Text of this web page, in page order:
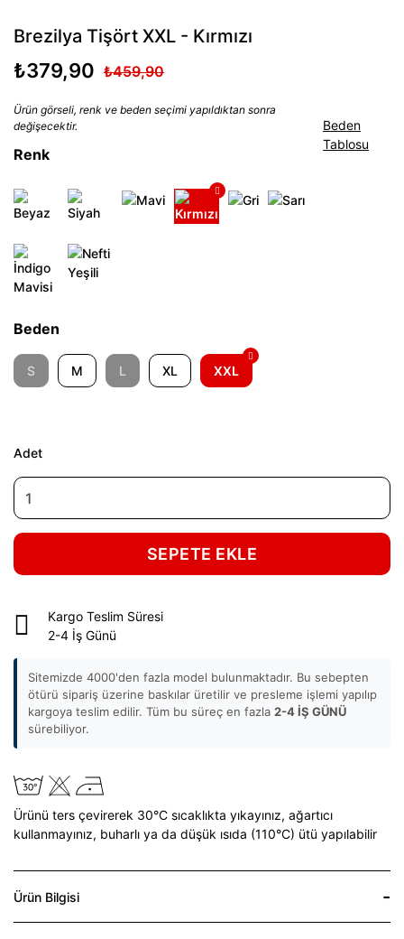
Brezilya Tişört XXL - Kırmızı
₺379,90 ₺459,90
Ürün görseli, renk ve beden seçimi yapıldıktan sonra
değişecektir.
Renk
Beden
S M L XL XXL
Beden
Tablosu
Adet
SEPETE EKLE
Kargo Teslim Süresi
2-4 İş Günü
Sitemizde 4000'den fazla model bulunmaktadır. Bu sebepten
ötürü sipariş üzerine baskılar üretilir ve presleme işlemi yapılıp
kargoya teslim edilir. Tüm bu süreç en fazla 2-4 İŞ GÜNÜ
sürebiliyor.
Ürünü ters çevirerek 30°C sıcaklıkta yıkayınız, ağartıcı
kullanmayınız, buharlı ya da düşük ısıda (110°C) ütü yapılabilir
Ürün Bilgisi